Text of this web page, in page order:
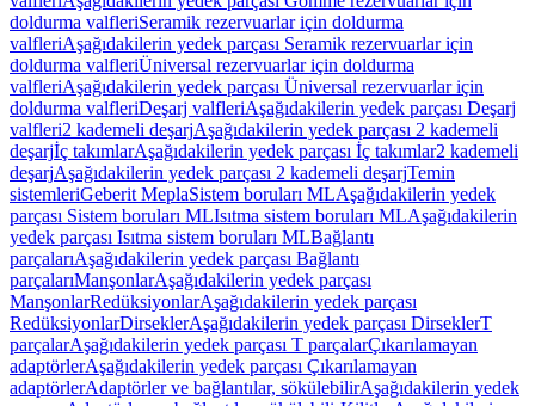
doldurma valfleriSeramik rezervuarlar için doldurma
valfleriAşağıdakilerin yedek parçası Seramik rezervuarlar için
doldurma valfleriÜniversal rezervuarlar için doldurma
valfleriAşağıdakilerin yedek parçası Üniversal rezervuarlar için
doldurma valfleriDeşarj valfleriAşağıdakilerin yedek parçası Deşarj
valfleri2 kademeli deşarjAşağıdakilerin yedek parçası 2 kademeli
deşarjİç takımlarAşağıdakilerin yedek parçası İç takımlar2 kademeli
deşarjAşağıdakilerin yedek parçası 2 kademeli deşarjTemin
sistemleriGeberit MeplaSistem boruları MLAşağıdakilerin yedek
parçası Sistem boruları MLIsıtma sistem boruları MLAşağıdakilerin
yedek parçası Isıtma sistem boruları MLBağlantı
parçalarıAşağıdakilerin yedek parçası Bağlantı
parçalarıManşonlarAşağıdakilerin yedek parçası
ManşonlarRedüksiyonlarAşağıdakilerin yedek parçası
RedüksiyonlarDirseklerAşağıdakilerin yedek parçası DirseklerT
parçalarAşağıdakilerin yedek parçası T parçalarÇıkarılamayan
adaptörlerAşağıdakilerin yedek parçası Çıkarılamayan
adaptörlerAdaptörler ve bağlantılar, sökülebilirAşağıdakilerin yedek